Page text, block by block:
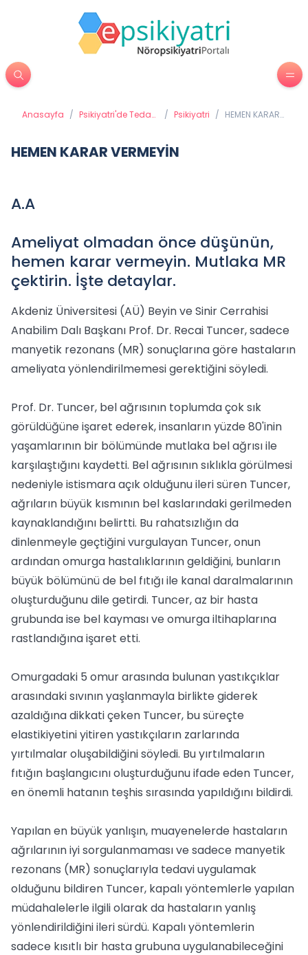
Anasayfa / Psikiyatri'de Tedavi
/ Psikiyatri / HEMEN KARAR
HEMEN KARAR VERMEYİN
A.A
Ameliyat olmadan önce düşünün,
hemen karar vermeyin. Mutlaka MR
çektirin. İşte detaylar.
Akdeniz Üniversitesi (AÜ) Beyin ve Sinir Cerrahisi
Anabilim Dalı Başkanı Prof. Dr. Recai Tuncer, sadece
manyetik rezonans (MR) sonuçlarına göre hastaların
ameliyata yönlendirilmemesi gerektiğini söyledi.
Prof. Dr. Tuncer, bel ağrısının toplumda çok sık
görüldüğüne işaret ederek, insanların yüzde 80'inin
yaşamlarının bir bölümünde mutlaka bel ağrısı ile
karşılaştığını kaydetti. Bel ağrısının sıklıkla görülmesi
nedeniyle istismara açık olduğunu ileri süren Tuncer,
ağrıların büyük kısmının bel kaslarındaki gerilmeden
kaynaklandığını belirtti. Bu rahatsızlığın da
dinlenmeyle geçtiğini vurgulayan Tuncer, onun
ardından omurga hastalıklarının geldiğini, bunların
büyük bölümünü de bel fıtığı ile kanal daralmalarının
oluşturduğunu dile getirdi. Tuncer, az bir hasta
grubunda ise bel kayması ve omurga iltihaplarına
rastlandığına işaret etti.
Omurgadaki 5 omur arasında bulunan yastıkçıklar
arasındaki sıvının yaşlanmayla birlikte giderek
azaldığına dikkati çeken Tuncer, bu süreçte
elastikiyetini yitiren yastıkçıların zarlarında
yırtılmalar oluşabildiğini söyledi. Bu yırtılmaların
fıtığın başlangıcını oluşturduğunu ifade eden Tuncer,
en önemli hatanın teşhis sırasında yapıldığını bildirdi.
Yapılan en büyük yanlışın, muayenelerde hastaların
ağrılarının iyi sorgulanmaması ve sadece manyetik
rezonans (MR) sonuçlarıyla tedavi uygulamak
olduğunu bildiren Tuncer, kapalı yöntemlerle yapılan
müdahalelerle ilgili olarak da hastaların yanlış
yönlendirildiğini ileri sürdü. Kapalı yöntemlerin
sadece kısıtlı bir hasta grubuna uygulanabileceğini